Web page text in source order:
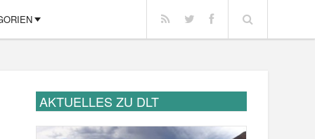
AKTUELLES ZU DLT